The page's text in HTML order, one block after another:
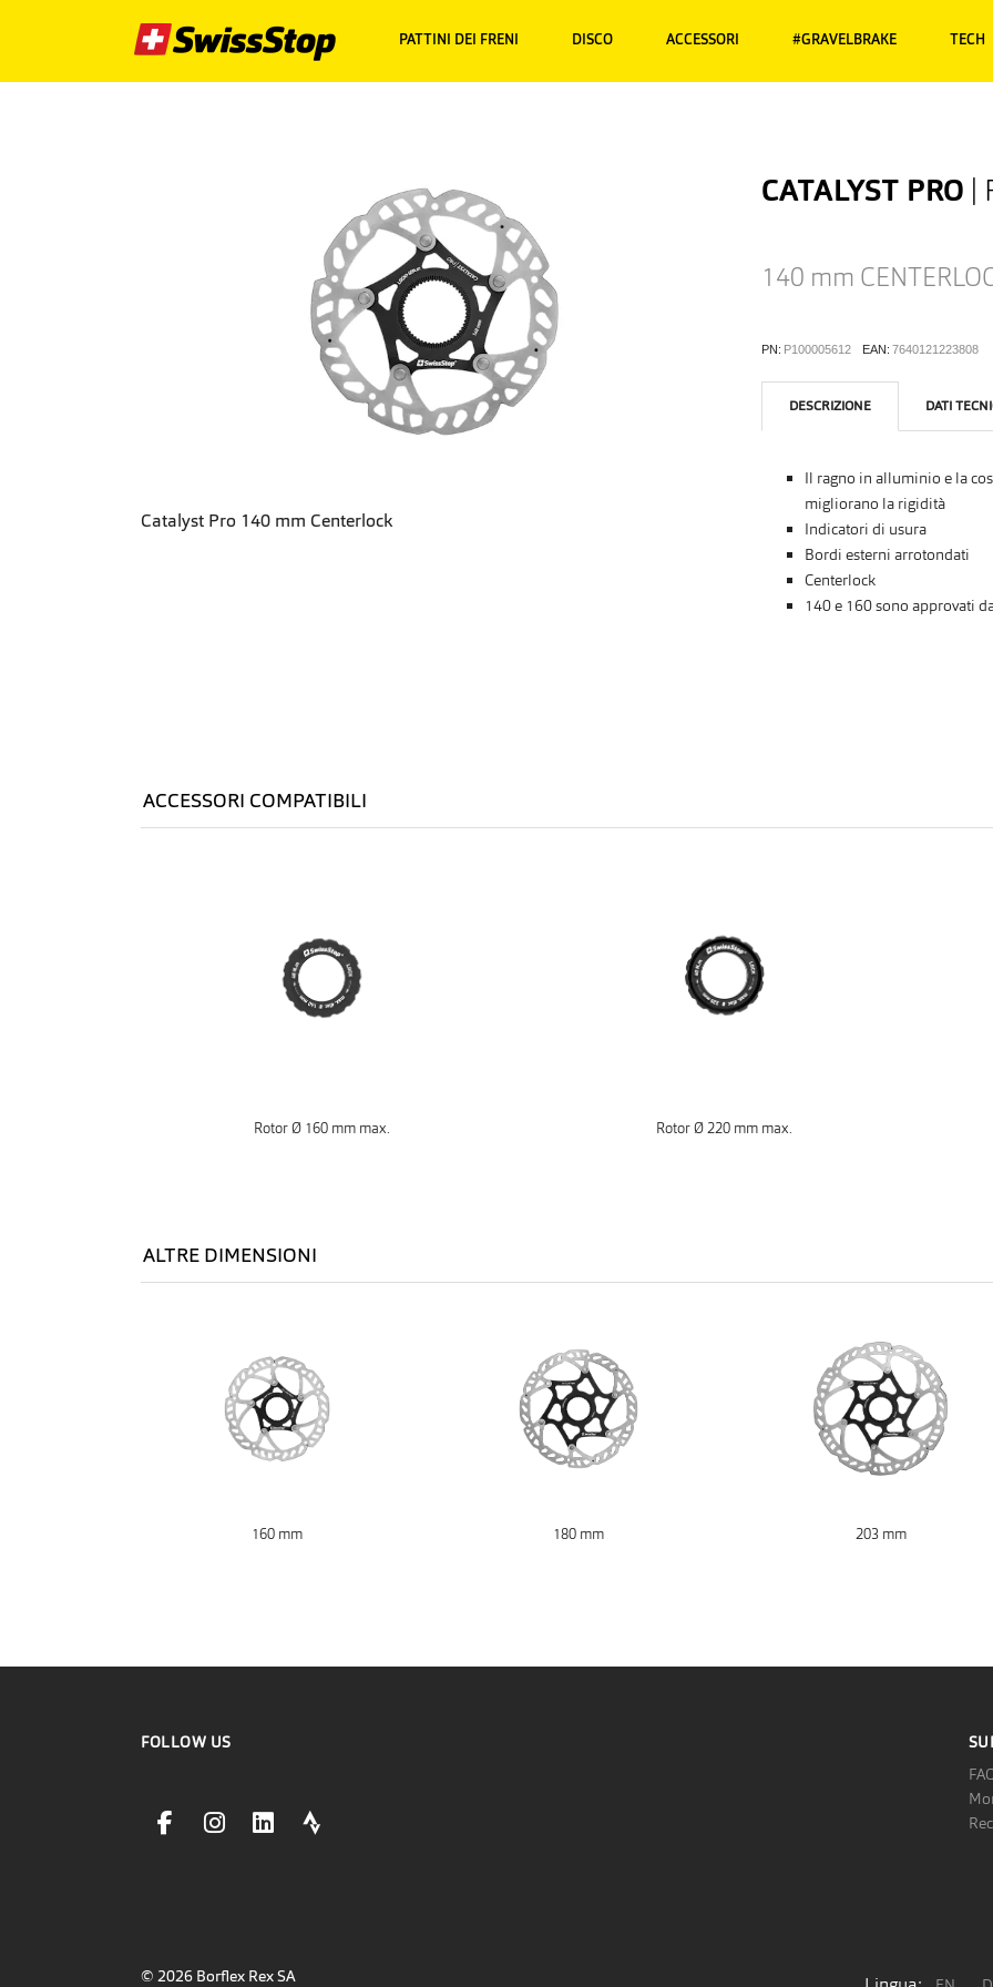
PATTINI DEI FRENI DISCO ACCESSORI #GRAVELBRAKE TECH
Catalyst Pro 140 mm Centerlock
CATALYST PRO |
140 mm
PN: P100005612 EAN: 7640121223808
DESCRIZIONE DATI
Il ragno in alluminio e la
migliorano la rigidità
Indicatori di usura
Bordi esterni arrotondati
Centerlock
140 e 160 sono approvati
ACCESSORI COMPATIBILI
Rotor Ø 160 mm max. Rotor Ø 220 mm max.
ALTRE DIMENSIONI
160 mm 180 mm 203 mm
FOLLOW US
facebookLink
instagramLink
linkedinLinkstravaLink
© 2026 Borflex Rex SA